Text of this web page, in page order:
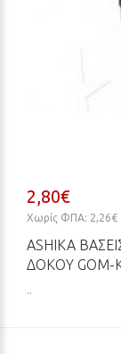
2,80€
Χωρίς ΦΠΑ: 2,26€
ASHIKA
ΔΟΚΟΎ GOM-
..